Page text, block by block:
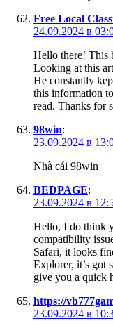
Free Local
24.09.2024 в
Hello there! This
Looking at this
He constantly
this information
read. Thanks for
98win:
23.09.2024 в
Nhà cái 98win
BEDPAGE:
23.09.2024 в
Hello, I do think
compatibility
Safari, it looks
Explorer, it’s got
give you a quick
https://
23.09.2024 в